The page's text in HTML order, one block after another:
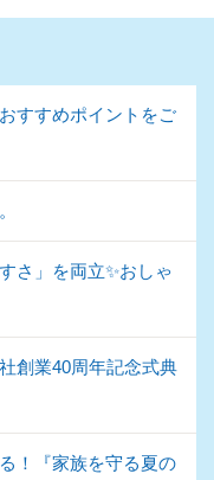
すすめポイントをご
さ」を両立✨おしゃ
創業40周年記念式典
！『家族を守る夏の